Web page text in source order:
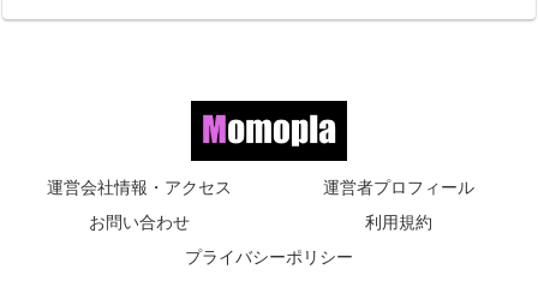
運営会社情報・アクセス
運営者プロフィール
お問い合わせ
利用規約
プライバシーポリシー